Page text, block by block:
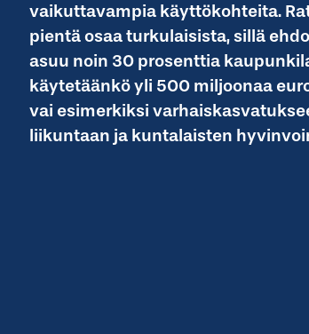
vaikuttavampia käyttökohteita.
pientä osaa turkulaisista, sillä
asuu noin 30 prosenttia
käytetäänkö yli 500 miljoonaa
vai esimerkiksi
liikuntaan ja kuntalaisten